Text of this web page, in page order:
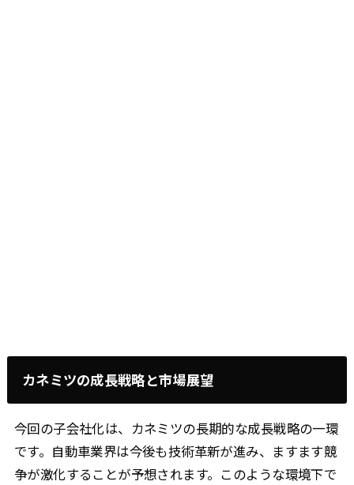
カネミツの成長戦略と市場展望
今回の子会社化は、カネミツの長期的な成長戦略の一環
です。自動車業界は今後も技術革新が進み、ますます競
争が激化することが予想されます。このような環境下で